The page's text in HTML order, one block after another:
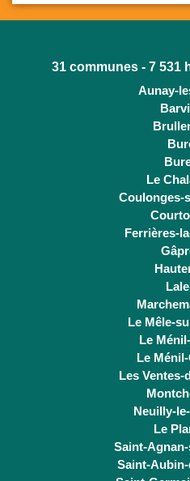
31 communes - 7 531
Aunay-
Le
Coulonges-
Ferrières-
Le Mêle-
Le
Le
Les Ventes-
Neuilly-
Le
Saint-
Saint-